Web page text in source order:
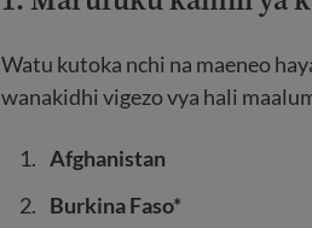
Watu kutoka nchi na maeneo
wanakidhi vigezo vya hali
Afghanistan
Burkina Faso*